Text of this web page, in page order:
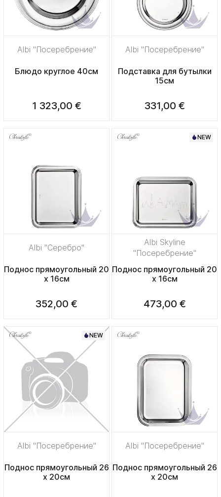
Albi "Посеребрение"
Блюдо круглое 40см
1 323,00 €
Albi "Посеребрение"
Подставка для бутылки
15см
331,00 €
Albi "Серебро"
Поднос прямоугольный 20
x 16см
352,00 €
NEW
Albi Skyline
"Посеребрение"
Поднос прямоугольный 20
x 16см
473,00 €
NEW
Albi "Посеребрение"
Поднос прямоугольный 26
х 20см
Albi "Посеребрение"
Поднос прямоугольный 26
x 20см